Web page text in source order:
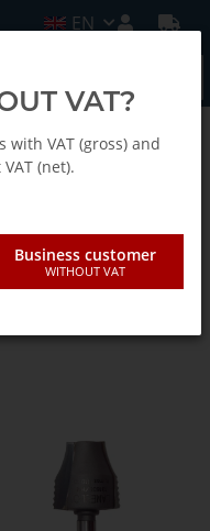
EN
VAT?
with VAT (gross) and
(net).
Business customer
WITHOUT VAT